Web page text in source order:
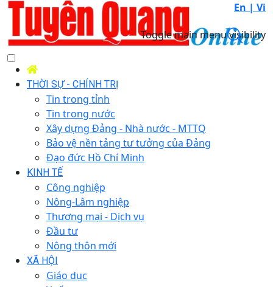
En | Vi
Toggle main menu visibility
THỜI SỰ - CHÍNH TRỊ
Tin trong tỉnh
Tin trong nước
Xây dựng Đảng - Nhà nước - MTTQ
Bảo vệ nền tảng tư tưởng của Đảng
Đạo đức Hồ Chí Minh
KINH TẾ
Công nghiệp
Nông-Lâm nghiệp
Thương mại - Dịch vụ
Đầu tư
Nông thôn mới
XÃ HỘI
Giáo dục